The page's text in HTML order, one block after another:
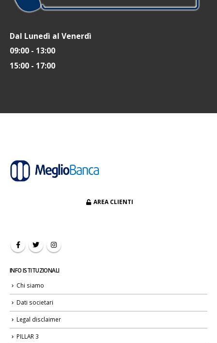
Dal Lunedì al Venerdì
09:00 - 13:00
15:00 - 17:00
AREA CLIENTI
INFO ISTITUZIONALI
Chi siamo
Dati societari
Legal disclaimer
PILLAR 3